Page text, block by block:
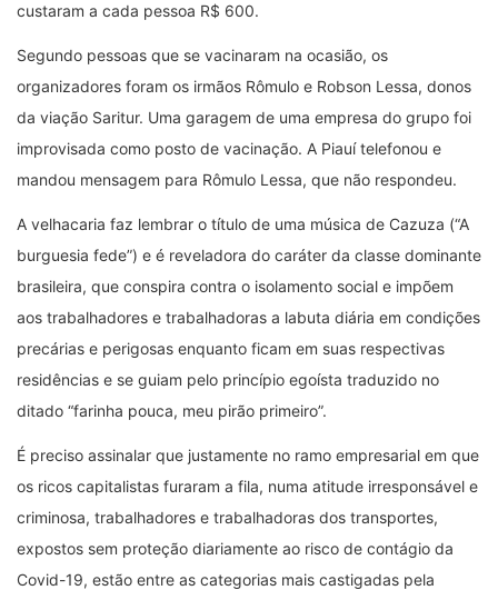
custaram a cada pessoa R$ 600.
Segundo pessoas que se vacinaram na ocasião, os
organizadores foram os irmãos Rômulo e Robson Lessa, donos
da viação Saritur. Uma garagem de uma empresa do grupo foi
improvisada como posto de vacinação. A Piauí telefonou e
mandou mensagem para Rômulo Lessa, que não respondeu.
A velhacaria faz lembrar o título de uma música de Cazuza (“A
burguesia fede”) e é reveladora do caráter da classe dominante
brasileira, que conspira contra o isolamento social e impõem
aos trabalhadores e trabalhadoras a labuta diária em condições
precárias e perigosas enquanto ficam em suas respectivas
residências e se guiam pelo princípio egoísta traduzido no
ditado “farinha pouca, meu pirão primeiro”.
É preciso assinalar que justamente no ramo empresarial em que
os ricos capitalistas furaram a fila, numa atitude irresponsável e
criminosa, trabalhadores e trabalhadoras dos transportes,
expostos sem proteção diariamente ao risco de contágio da
Covid-19, estão entre as categorias mais castigadas pela